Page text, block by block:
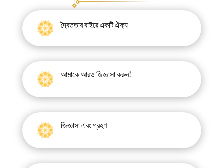
দ্বৈততার বাইরে একটি ঐক্য
আমাকে আরও জিজ্ঞাসা করুন!
জিজ্ঞাসা এবং গ্রহণ